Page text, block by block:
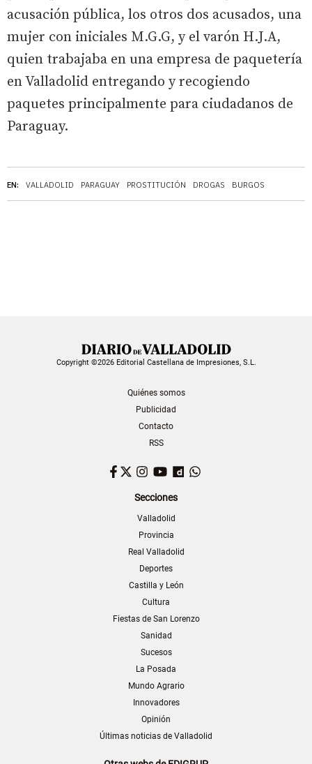
EN: VALLADOLID PARAGUAY PROSTITUCIÓN DROGAS BURGOS
acusación pública, los otros dos acusados, una
mujer con iniciales M.G.G, y el varón H.J.A,
quien trabajaba en una empresa de paquetería
en Valladolid entregando y recogiendo
paquetes principalmente para ciudadanos de
Paraguay.
Copyright ©2026 Editorial Castellana de Impresiones, S.L.
Quiénes somos
Publicidad
Contacto
RSS
Facebook
TwitterInstagram
YouTubeDailymotion
Secciones
Valladolid
Provincia
Real Valladolid
Deportes
Castilla y León
Cultura
Fiestas de San Lorenzo
Sanidad
Sucesos
La Posada
Mundo Agrario
Innovadores
Opinión
Últimas noticias de Valladolid